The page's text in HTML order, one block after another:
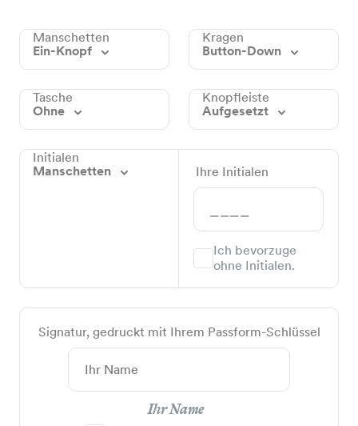
Manschetten
Ein-Knopf
Kragen
Button-Down
Tasche
Ohne
Knopfleiste
Aufgesetzt
Initialen
Manschetten
Ihre Initialen
Ich bevorzuge
ohne Initialen.
Signatur, gedruckt mit Ihrem Passform-Schlüssel
Ihr Name